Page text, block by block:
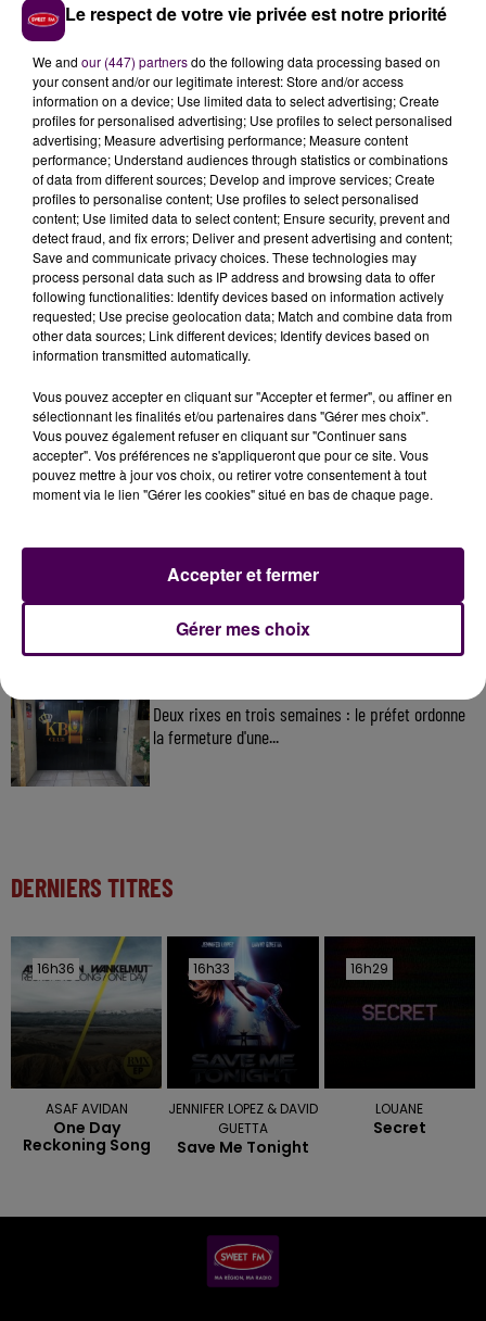
Au total,huit personnes ont été légèrement
intoxiquées par les fumées, dont deux qui ont été
transportées à l’hôpital. Le locataire de
l'appartement sinistré devait être relogé par les
services de la mairie. Les autres ont pu regagner leurs
appartements à l'issue de l'intervention des pompiers.
À LA UNE
31 juillet 2026
Gagnez vos entrées à Terra Botanica !
11 juillet 2026
Inscrivez-vous au casting The Voice & The Voice
Kids !
Deux rixes en trois semaines : le préfet ordonne
la fermeture d'une...
DERNIERS TITRES
16h36
16h36
ASAF AVIDAN
One Day
Reckoning Song
16h33
16h33
JENNIFER LOPEZ & DAVID
GUETTA
Save Me Tonight
16h29
16h29
LOUANE
Secret
Le respect de votre vie privée est notre priorité
We and our (447) partnersdo the following data processing based on
your consent and/or our legitimate interest: Store and/or access
information on a device; Use limited data to select advertising; Create
profiles for personalised advertising; Use profiles to select personalised
advertising; Measure advertising performance; Measure content
performance; Understand audiences through statistics or combinations
of data from different sources; Develop and improve services; Create
profiles to personalise content; Use profiles to select personalised
content; Use limited data to select content; Ensure security, prevent and
detect fraud, and fix errors; Deliver and present advertising and content;
Save and communicate privacy choices. These technologies may
process personal data such as IP address and browsing data to offer
following functionalities: Identify devices based on information actively
requested; Use precise geolocation data; Match and combine data from
other data sources; Link different devices; Identify devices based on
information transmitted automatically.
Vous pouvez accepter en cliquant sur "Accepter et fermer", ou affiner en
sélectionnant les finalités et/ou partenaires dans "Gérer mes choix".
Vous pouvez également refuser en cliquant sur "Continuer sans
accepter". Vos préférences ne s'appliqueront que pour ce site. Vous
pouvez mettre à jour vos choix, ou retirer votre consentement à tout
moment via le lien "Gérer les cookies" situé en bas de chaque page.
Gérer mes choix
Accepter et fermer